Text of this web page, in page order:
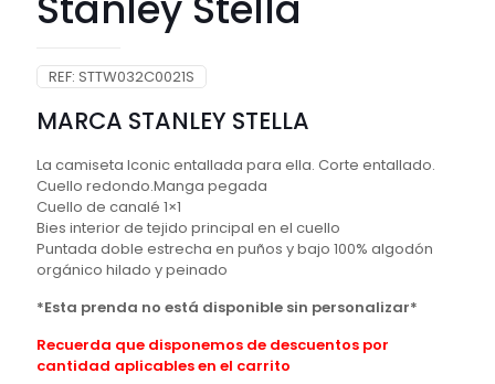
REF: STTW032C0021S
MARCA STANLEY STELLA
La camiseta Iconic entallada para ella. Corte entallado.
Cuello redondo.Manga pegada
Cuello de canalé 1×1
Bies interior de tejido principal en el cuello
Puntada doble estrecha en puños y bajo 100% algodón
orgánico hilado y peinado
*Esta prenda no está disponible sin personalizar*
Recuerda que disponemos de descuentos por
cantidad aplicables en el carrito